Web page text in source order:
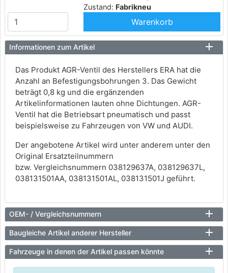
Zustand: Fabrikneu
Warenkorb
Informationen zum Artikel
Das Produkt AGR-Ventil des Herstellers ERA hat die
Anzahl an Befestigungsbohrungen 3. Das Gewicht
beträgt 0,8 kg und die ergänzenden
Artikelinformationen lauten ohne Dichtungen. AGR-
Ventil hat die Betriebsart pneumatisch und passt
beispielsweise zu Fahrzeugen von VW und AUDI.
Der angebotene Artikel wird unter anderem unter den
Original Ersatzteilnummern
bzw. Vergleichsnummern 038129637A, 038129637L,
038131501AA, 038131501AL, 038131501J geführt.
OEM- / Vergleichsnummern
Baugleiche Artikel anderer Hersteller
Fahrzeuge in denen der Artikel passen könnte